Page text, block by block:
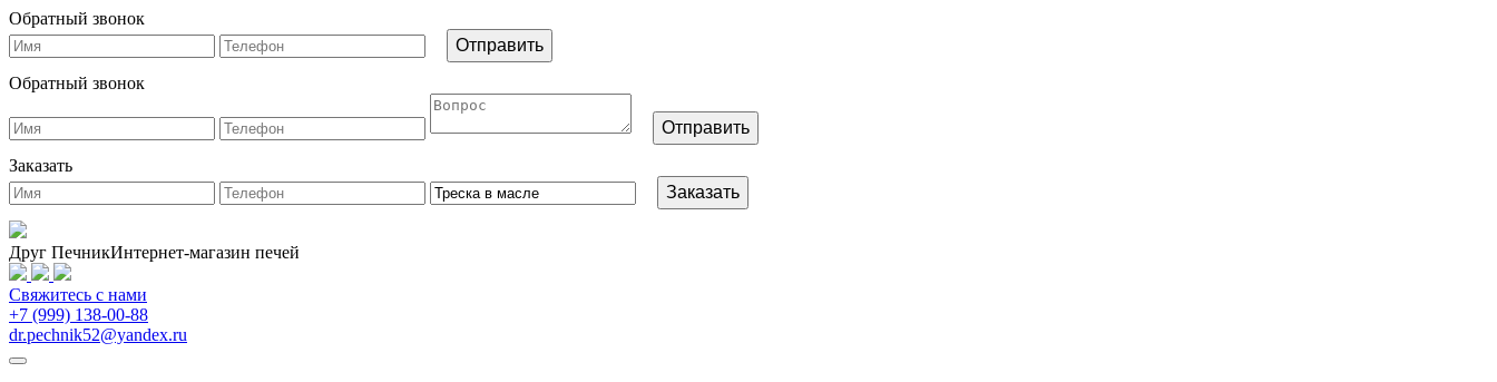
Обратный звонок
Обратный звонок
Заказать
Друг ПечникИнтернет-магазин печей
Свяжитесь с нами
+7 (999) 138-00-88
dr.pechnik52@yandex.ru